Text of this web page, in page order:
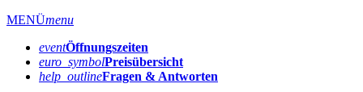
MENÜmenu
eventÖffnungs­zeiten
euro_symbolPreis­übersicht
help_outlineFragen & Antworten